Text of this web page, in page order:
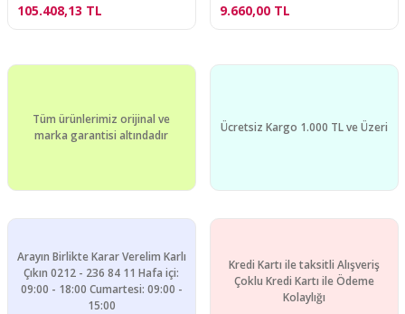
105.408,13 TL 9.660,00 TL
Tüm ürünlerimiz orijinal ve
marka garantisi altındadır
Ücretsiz Kargo 1.000 TL ve Üzeri
Arayın Birlikte Karar Verelim Karlı
Çıkın 0212 - 236 84 11 Hafa içi:
09:00 - 18:00 Cumartesi: 09:00 -
15:00
Kredi Kartı ile taksitli Alışveriş
Çoklu Kredi Kartı ile Ödeme
Kolaylığı